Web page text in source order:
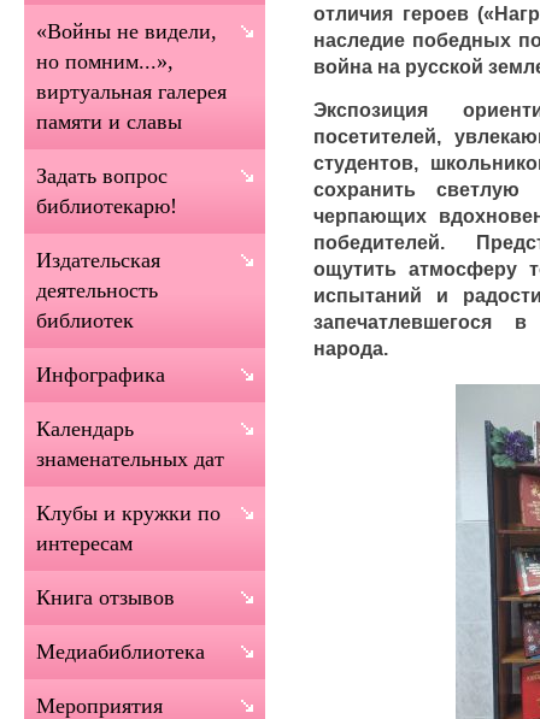
отличия героев
наследие победных
война на русской
Экспозиция
посетителей,
студентов,
сохранить
черпающих
победителей.
ощутить атмосферу
испытаний и
запечатлевшегося
народа.
«Войны не видели,
но помним...»,
виртуальная галерея
памяти и славы
Задать вопрос
библиотекарю!
Издательская
деятельность
библиотек
Инфографика
Календарь
знаменательных дат
Клубы и кружки по
интересам
Книга отзывов
Медиабиблиотека
Мероприятия